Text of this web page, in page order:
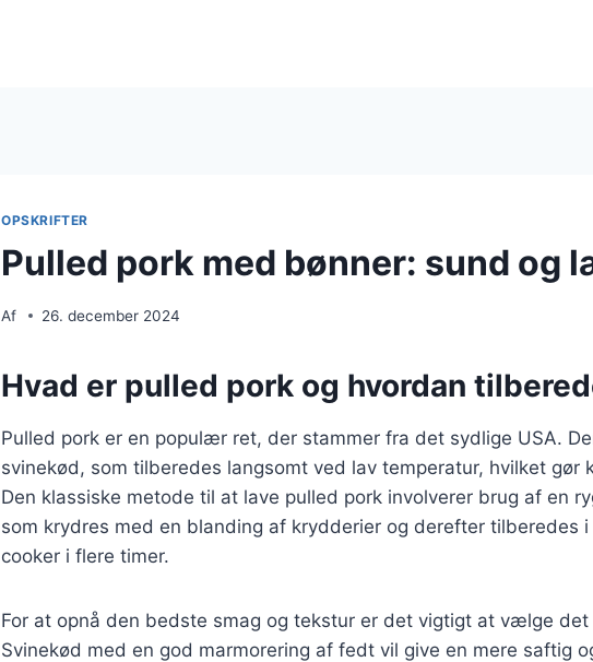
OPSKRIFTER
Pulled pork med bønner: sund og
Af 26. december 2024
Hvad er pulled pork og hvordan
Pulled pork er en populær ret, der stammer fra det sydlige USA.
svinekød, som tilberedes langsomt ved lav temperatur, hvilket gør
Den klassiske metode til at lave pulled pork involverer brug af en
som krydres med en blanding af krydderier og derefter tilberedes
cooker i flere timer.
For at opnå den bedste smag og tekstur er det vigtigt at vælge
Svinekød med en god marmorering af fedt vil give en mere saftig